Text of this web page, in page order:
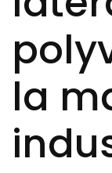
la